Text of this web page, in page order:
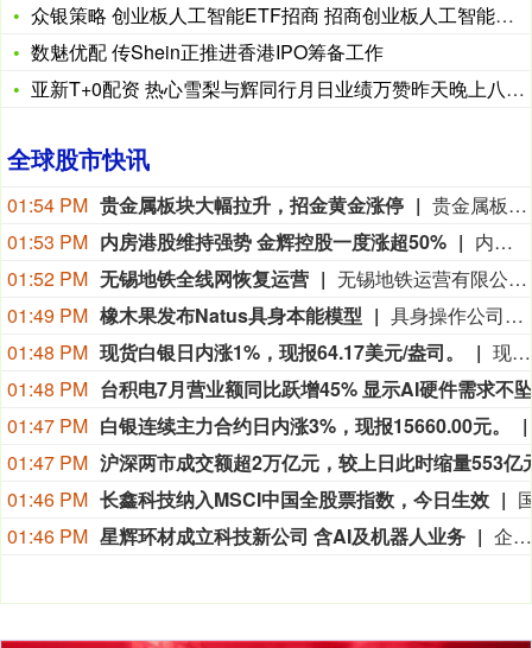
众银策略 创业板人工智能ETF招商 招商创业板人工智能交易型
数魅优配 传Shein正推进香港IPO筹备工作
亚新T+0配资 热心雪梨与辉同行月日业绩万赞昨天晚上八点_直
全球股市快讯
01:54 PM 贵金属板块大幅拉升，招金黄金涨停
贵金属板块大幅拉升，招金黄金涨停，晓程科技、西部黄金、四川黄金、湖南黄金、赤峰黄金跟涨。
01:53 PM 内房港股维持强势 金辉控股一度涨超50%
内房港股午后维持强势，金辉控股(09993.HK)一度涨超50%。截至发稿，金辉控股涨47%，碧桂园(02007.HK)和世茂集团(00813.HK)涨10%。消息面上，北京7日发布通知，明确非京籍家庭购买五环内商品住房的社保或个税缴纳年限由“2年”，调减为“1年”。并且适度提高住房公积金最高贷款额度。
01:52 PM 无锡地铁全线网恢复运营
无锡地铁运营有限公司8月10日消息，即时起，无锡地铁全线网（含S1线）恢复正常运营，市民乘客可放心乘坐地铁出行。
01:49 PM 橡木果发布Natus具身本能模型
具身操作公司橡木果机器人（Acorn Robot）正式发布“Natus AGE-0具身本能模型”，同步宣布完成天使轮融资。本轮融资由招商局创投、蔚来资本共同领投，水木清华校友种子基金跟投。
01:48 PM 现货白银日内涨1%，现报64.17美元/盎司。
现货白银日内涨1%，现报64.17美元/盎司。
01:48 PM 台积电7月营业额同比跃增45% 显示AI硬件需求不坠
01:47 PM 白银连续主力合约日内涨3%，现报15660.00元。
01:47 PM
01:46 PM 长鑫科技纳入MSCI中国全股票指数，今日生效
01:46 PM 星辉环材成立科技新公司 含AI及机器人业务 企查查APP显示，近日，星辉九识（济宁）科技有限公司成立，经营范围包含智能机器人的研发；人工智能行业应用系统集成服务；人工智能应用软件开发；智能机器人销售等。企查查股权穿透显示，该公司由星辉环材间接全资持股。